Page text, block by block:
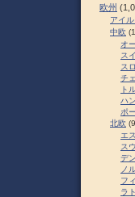
欧州
アイ
中欧
オ
ス
ス
チ
ト
ハ
ポ
北欧
エ
ス
デ
ノ
フ
ラ